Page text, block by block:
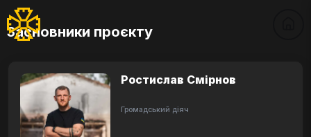
Засновники проєкту
Ростислав Смірнов
Громадський діяч